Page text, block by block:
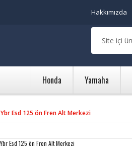
Hakkımızda
Honda Yamaha
Ybr Esd 125 ön Fren Alt Merkezi